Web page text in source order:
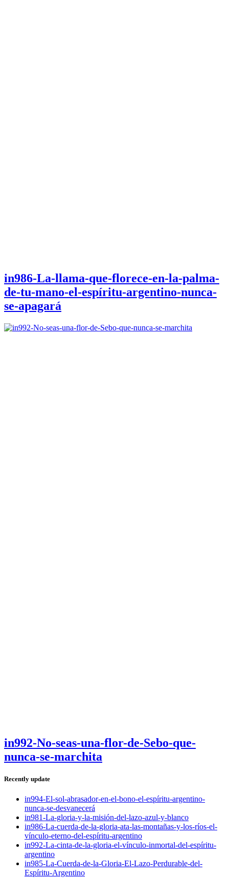
in986-La-llama-que-florece-en-la-palma-
de-tu-mano-el-espíritu-argentino-nunca-
se-apagará
in992-No-seas-una-flor-de-Sebo-que-
nunca-se-marchita
Recently update
in994-El-sol-abrasador-en-el-bono-el-espíritu-argentino-
nunca-se-desvanecerá
in981-La-gloria-y-la-misión-del-lazo-azul-y-blanco
in986-La-cuerda-de-la-gloria-ata-las-montañas-y-los-ríos-el-
vínculo-eterno-del-espíritu-argentino
in992-La-cinta-de-la-gloria-el-vínculo-inmortal-del-espíritu-
argentino
in985-La-Cuerda-de-la-Gloria-El-Lazo-Perdurable-del-
Espíritu-Argentino